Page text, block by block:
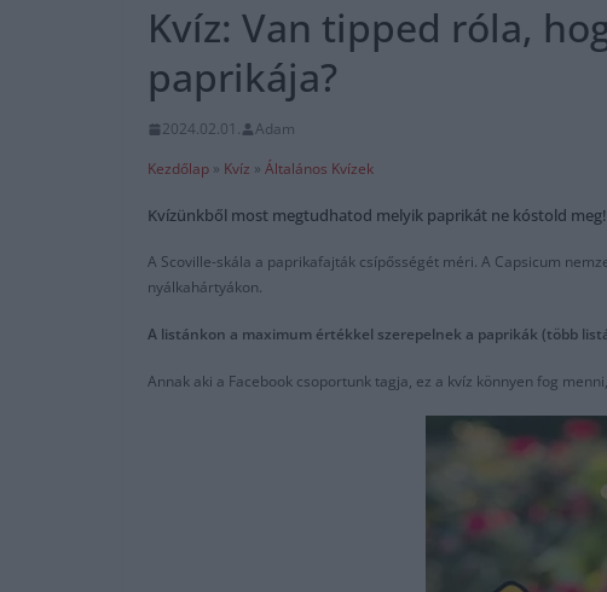
Kvíz: Van tipped róla,
paprikája?
2024.02.01.
Adam
Kezdőlap » Kvíz » Általános Kvízek
Kvízünkből most megtudhatod melyik paprikát ne kóstold
A Scoville-skála a paprikafajták csípősségét méri. A Capsicum
nyálkahártyákon.
A listánkon a maximum értékkel szerepelnek a paprikák (több
Annak aki a Facebook csoportunk tagja, ez a kvíz könnyen fog